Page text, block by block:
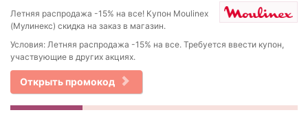
Летняя распродажа -15% на все! Купон Moulinex
(Мулинекс) скидка на заказ в магазин.
Условия: Летняя распродажа -15% на все. Требуется ввести купон,
участвующие в других акциях.
Открыть промокод